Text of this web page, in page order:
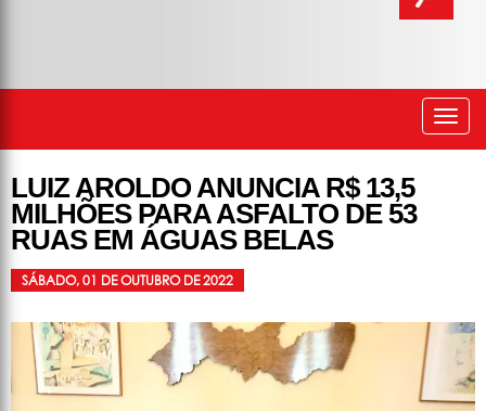
LUIZ AROLDO ANUNCIA R$ 13,5
MILHÕES PARA ASFALTO DE 53
RUAS EM ÁGUAS BELAS
SÁBADO, 01 DE OUTUBRO DE 2022